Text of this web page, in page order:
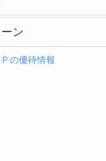
ン
の優待情報